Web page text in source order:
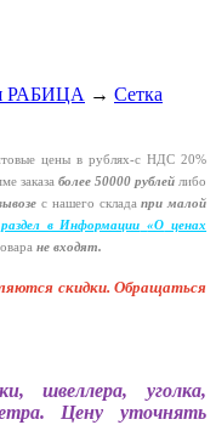
РАБИЦА → Сетка
цены в рублях-с НДС 20%
заказа более 50000 рублейлибо
с нашего складапри малой
в Информации «О ценах
не входят.
скидки. Обращаться
швеллера, уголка,
Цену уточнять